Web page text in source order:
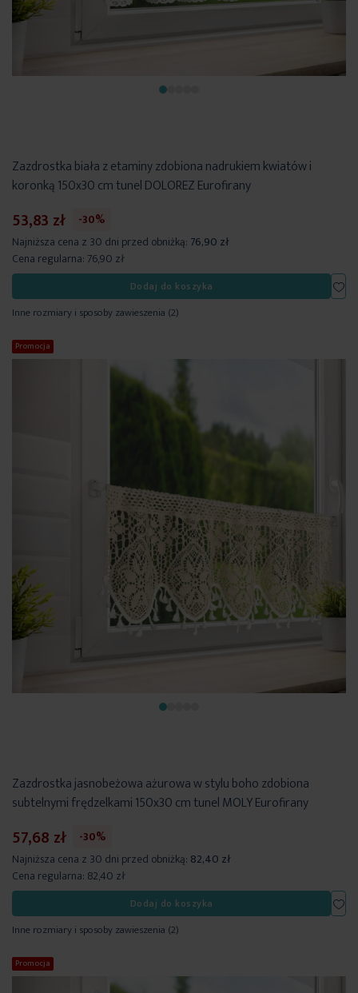
Zazdrostka biała z etaminy zdobiona nadrukiem kwiatów i
koronką 150x30 cm tunel DOLOREZ Eurofirany
53,83 zł
-30%
Najniższa cena z 30 dni przed obniżką: 76,90 zł
Cena regularna: 76,90 zł
Dodaj do koszyka
Inne rozmiary i sposoby zawieszenia (2)
Promocja
Zazdrostka jasnobeżowa ażurowa w stylu boho zdobiona
subtelnymi frędzelkami 150x30 cm tunel MOLY Eurofirany
57,68 zł
-30%
Najniższa cena z 30 dni przed obniżką: 82,40 zł
Cena regularna: 82,40 zł
Dodaj do koszyka
Inne rozmiary i sposoby zawieszenia (2)
Promocja